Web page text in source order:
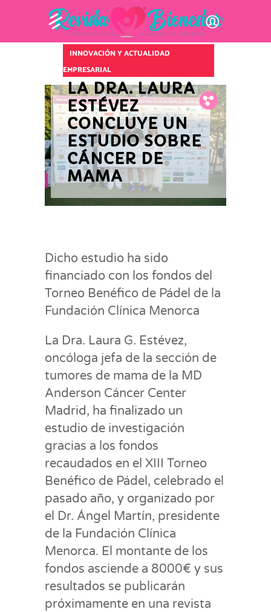
Fb.
Tw.
Pin.
INNOVACIÓN Y ACTUALIDAD
EMPRESARIAL
LA DRA. LAURA
ESTÉVEZ
CONCLUYE UN
ESTUDIO SOBRE
CÁNCER DE
MAMA
Dicho estudio ha sido
financiado con los fondos del
Torneo Benéfico de Pádel de la
Fundación Clínica Menorca
La Dra. Laura G. Estévez,
oncóloga jefa de la sección de
tumores de mama de la MD
Anderson Cáncer Center
Madrid, ha finalizado un
estudio de investigación
gracias a los fondos
recaudados en el XIII Torneo
Benéfico de Pádel, celebrado el
pasado año, y organizado por
el Dr. Ángel Martín, presidente
de la Fundación Clínica
Menorca. El montante de los
fondos asciende a 8000€ y sus
resultados se publicarán
próximamente en una revista